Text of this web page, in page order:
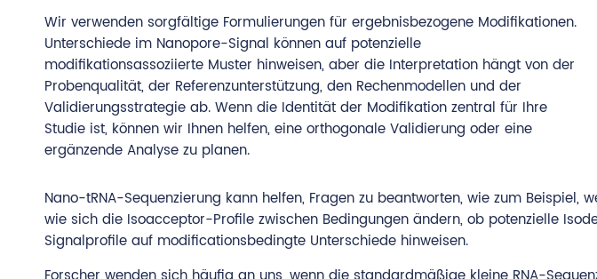
Wir verwenden sorgfältige Formulierungen für ergebnisbezogene Modifikationen.
Unterschiede im Nanopore-Signal können auf potenzielle
modifikationsassoziierte Muster hinweisen, aber die Interpretation hängt von der
Probenqualität, der Referenzunterstützung, den Rechenmodellen und der
Validierungsstrategie ab. Wenn die Identität der Modifikation zentral für Ihre
Studie ist, können wir Ihnen helfen, eine orthogonale Validierung oder eine
ergänzende Analyse zu planen.
Nano-tRNA-Sequenzierung kann helfen, Fragen zu beantworten, wie zum
wie sich die Isoacceptor-Profile zwischen Bedingungen ändern, ob potenzielle
Signalprofile auf modificationsbedingte Unterschiede hinweisen.